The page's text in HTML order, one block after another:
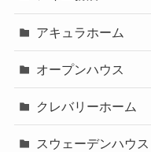
アキュラホーム
オープンハウス
クレバリーホーム
スウェーデンハウス